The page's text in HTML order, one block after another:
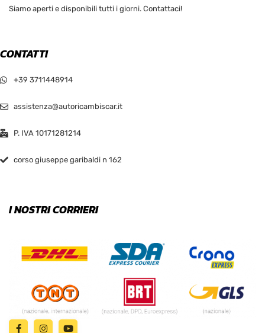
Siamo aperti e disponibili tutti i giorni. Contattaci!
CONTATTI
+39 3711448914
assistenza@autoricambiscar.it
P. IVA 10171281214
corso giuseppe garibaldi n 162
I NOSTRI CORRIERI